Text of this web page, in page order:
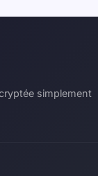
simplement